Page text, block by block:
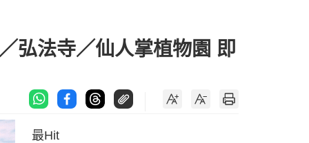
弘法寺／仙人掌植物園 即
最Hit